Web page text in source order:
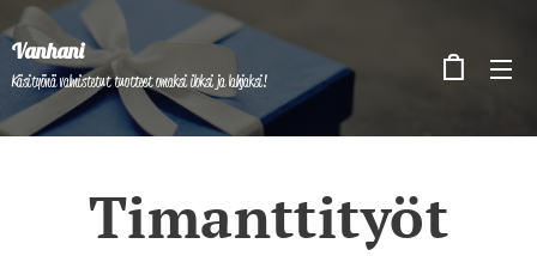
Vanhani
Käsityönä valmistetut tuotteet omaksi iloksi ja lahjaksi!
Timanttityöt